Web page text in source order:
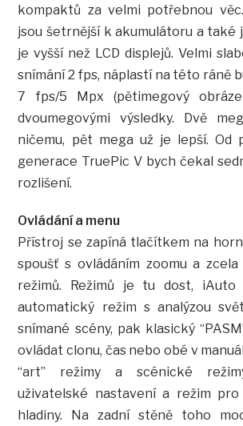
kompaktů za velmi potřebnou
jsou šetrnější k akumulátoru a také
je vyšší než LCD displejů. Velmi
snímání 2 fps, náplastí na této ráně
7 fps/5 Mpx (pětimegový
dvoumegovými výsledky. Dvě
ničemu, pět mega už je lepší. Od
generace TruePic V bych čekal
rozlišení.
Ovládání a menu
Přístroj se zapíná tlačítkem na
spoušť s ovládáním zoomu a
režimů. Režimů je tu dost,
automatický režim s analýzou
snímané scény, pak klasický
ovládat clonu, čas nebo obé v
“art” režimy a scénické
uživatelské nastavení a režim
hladiny. Na zadní stěně toho